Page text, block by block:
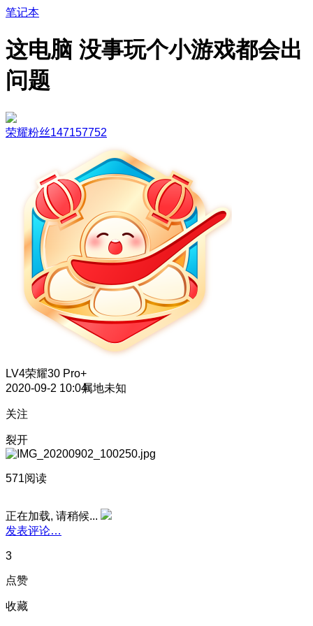
笔记本
这电脑 没事玩个小游戏都会出
问题
荣耀粉丝147157752
LV4荣耀30 Pro+
2020-09-2 10:04属地未知
关注
裂开
571阅读
正在加载, 请稍候...
发表评论…
3
点赞
收藏